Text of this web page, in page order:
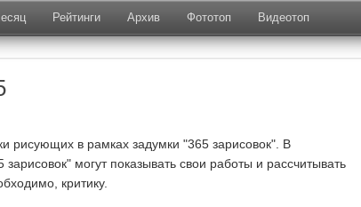
Рейтинги Архив Фототоп Видеотоп
рисующих в рамках задумки "365 зарисовок". В
могут показывать свои работы и рассчитывать
критику.